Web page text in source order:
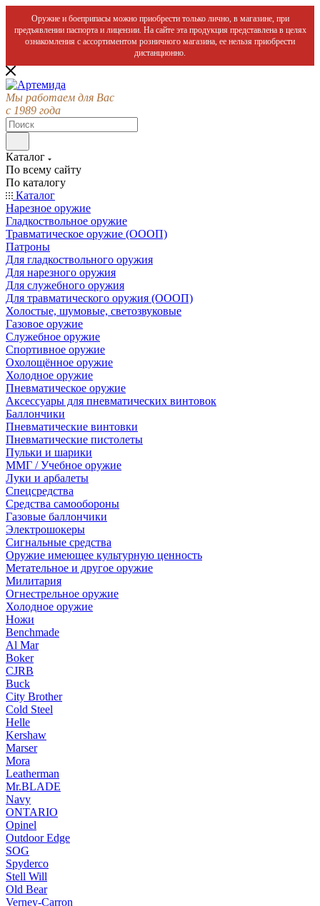
Оружие и боеприпасы можно приобрести только лично, в магазине, при
предъявлении паспорта и лицензии. На сайте эта продукция представлена в целях
ознакомления с ассортиментом розничного магазина, ее нельзя приобрести
дистанционно.
Мы работаем для Вас
с 1989 года
Каталог
По всему сайту
По каталогу
Каталог
Нарезное оружие
Гладкоствольное оружие
Травматическое оружие (ОООП)
Патроны
Для гладкоствольного оружия
Для нарезного оружия
Для служебного оружия
Для травматического оружия (ОООП)
Холостые, шумовые, светозвуковые
Газовое оружие
Служебное оружие
Спортивное оружие
Охолощённое оружие
Холодное оружие
Пневматическое оружие
Аксессуары для пневматических винтовок
Баллончики
Пневматические винтовки
Пневматические пистолеты
Пульки и шарики
ММГ / Учебное оружие
Луки и арбалеты
Спецсредства
Средства самообороны
Газовые баллончики
Электрошокеры
Сигнальные средства
Оружие имеющее культурную ценность
Метательное и другое оружие
Милитария
Огнестрельное оружие
Холодное оружие
Ножи
Benchmade
Al Mar
Boker
CJRB
Buck
City Brother
Cold Steel
Helle
Kershaw
Marser
Mora
Leatherman
Mr.BLADE
Navy
ONTARIO
Opinel
Outdoor Edge
SOG
Spyderco
Stell Will
Old Bear
Verney-Carron